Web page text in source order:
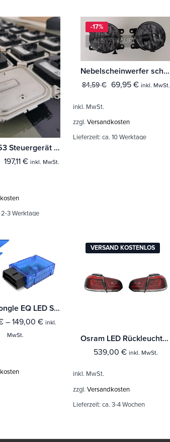
Smart 453 Steuergerät / Vorschaltgerät für LED Facelift Scheinwerfer (Fortwo & Forfour) A4539002611
197,11 € inkl. MwSt.
2-3 Werktage
-17%
AUSVERKAUFT
Nebelscheinwerfer schwarz für Smart 453 Fortwo
84,59€ 69,95 € inkl. MwSt.
inkl. MwSt.
zzgl. Versandkosten
Lieferzeit: ca. 10 Werktage
Codierdongle EQ LED Scheinwerfer für Smart 453Fortwo & Forfour
– 149,00 € inkl.
MwSt.
VERSAND KOSTENLOS
Osram LED Rückleuchten VW Golf 6 VI LEDTL102-CL
539,00 € inkl. MwSt.
inkl. MwSt.
zzgl. Versandkosten
Lieferzeit: ca. 3-4 Wochen